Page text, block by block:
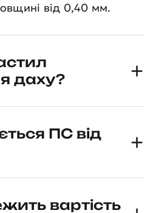
від 0,40 мм.
даху?
ПС від
вартість